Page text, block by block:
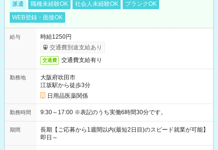
派遣 職種未経験OK 社会人未経験OK
ブランクOK
WEB登録・面接OK
給与
時給1250円
交通費別途支給あり
交通費 交通費支給有り
勤務地
大阪府吹田市
江坂駅から徒歩3分
日用品医薬関係
勤務時間 9:30～17:00 ※表記のうち実働6時間30分です。
期間
長期【ご応募から1週間以内(最短2日目)のスピード就業が可能】
即日～